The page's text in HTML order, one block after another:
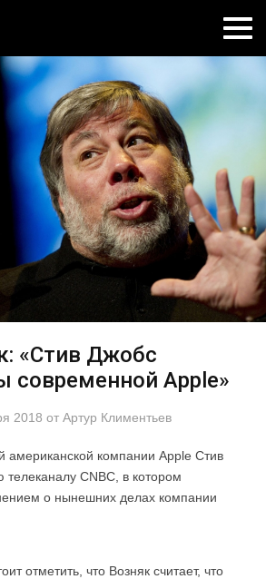
«Стив Джобс
современной Apple»
2018 от Артур Климентьев
американской компании Apple Стив
телеканалу CNBC, в котором
о нынешних делах компании
отметить, что Возняк считает, что